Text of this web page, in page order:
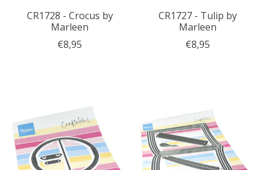
CR1728 - Crocus by
Marleen
€8,95
CR1727 - Tulip by
Marleen
€8,95